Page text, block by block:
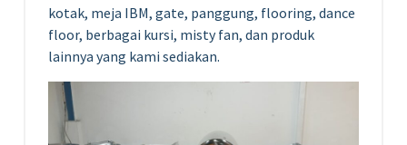
kotak, meja IBM, gate, panggung, flooring, dance
floor, berbagai kursi, misty fan, dan produk
lainnya yang kami sediakan.